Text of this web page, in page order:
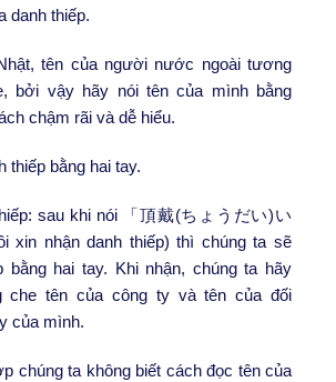
danh thiếp.
tên của người nước ngoài tương
bởi vậy hãy nói tên của mình bằng
chậm rãi và dễ hiểu.
thiếp bằng hai tay.
sau khi nói 「頂戴(ちょうだい)い
xin nhận danh thiếp) thì chúng ta sẽ
bằng hai tay. Khi nhận, chúng ta hãy
che tên của công ty và tên của đối
của mình.
chúng ta không biết cách đọc tên của